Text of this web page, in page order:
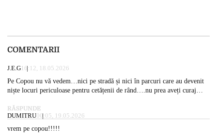
COMENTARII
J.E.G16:12, 18.05.2026
Pe Copou nu vă vedem…nici pe stradă și nici în parcuri care au devenit
niște locuri periculoase pentru cetățenii de rând….nu prea aveți curaj…
RĂSPUNDE
DUMITRU00:05, 19.05.2026
vrem pe copou!!!!!